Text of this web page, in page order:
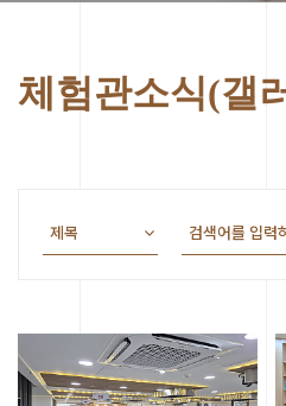
체험관소식(갤